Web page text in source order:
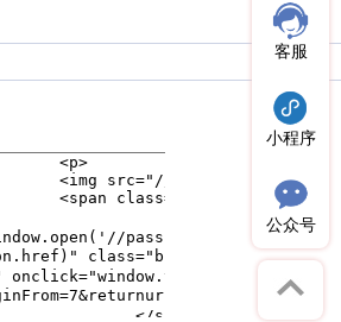
客服
小程序
公众号